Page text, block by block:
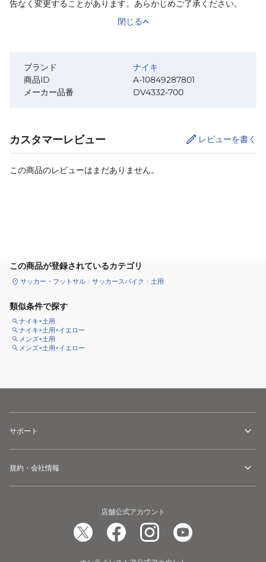
告なく変更することがあります。あらかじめご了承ください。
閉じる
ブランド
ナイキ
商品ID
A-10849287801
メーカー品番
DV4332-700
カスタマーレビュー レビューを書く
この商品のレビューはまだありません。
この商品が登録されているカテゴリ
サッカー・フットサル サッカースパイク 土用
類似条件で探す
ナイキ×土用
ナイキ×土用×イエロー
メンズ×土用
メンズ×土用×イエロー
サポート
規約・会社情報
店舗公式アカウント